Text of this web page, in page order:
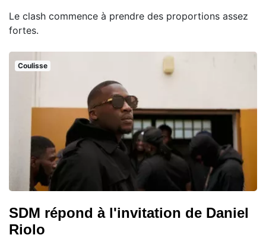
Le clash commence à prendre des proportions assez
fortes.
Coulisse
SDM répond à l'invitation de Daniel
Riolo